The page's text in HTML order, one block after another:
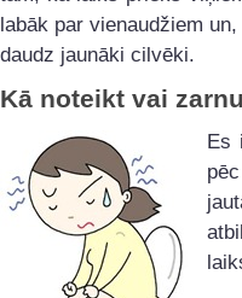
labāk par vienaudžiem
daudz jaunāki cilvēki.
Kā noteikt vai
Es